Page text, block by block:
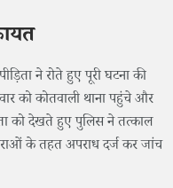
ने रोते हुए पूरी घटना की
को कोतवाली थाना पहुंचे और
को देखते हुए पुलिस ने तत्काल
के तहत अपराध दर्ज कर जांच